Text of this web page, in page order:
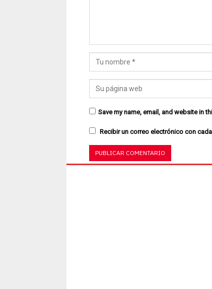
Save my name, email, and website in
Recibir un correo electrónico con